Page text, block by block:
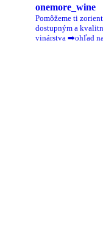
onemore_wine
Pomôžeme ti
dostupným a
vinárstva ➡️ohľad